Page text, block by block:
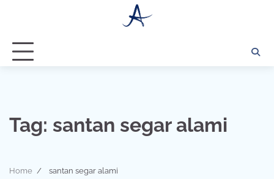
Tag: santan segar alami
Home santan segar alami